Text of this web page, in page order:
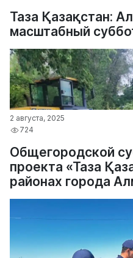
Таза Қазақстан:
масштабный
2 августа, 2025
724
Общегородской
проекта «Таза
районах города